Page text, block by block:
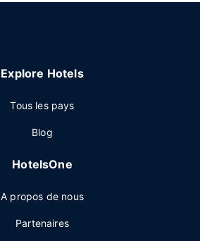
Explore Hotels
Tous les pays
Blog
HotelsOne
A propos de nous
Partenaires